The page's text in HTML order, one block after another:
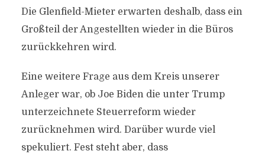
Die Glenfield-Mieter erwarten deshalb, dass ein
Großteil der Angestellten wieder in die Büros
zurückkehren wird.
Eine weitere Frage aus dem Kreis unserer
Anleger war, ob Joe Biden die unter Trump
unterzeichnete Steuerreform wieder
zurücknehmen wird. Darüber wurde viel
spekuliert. Fest steht aber, dass